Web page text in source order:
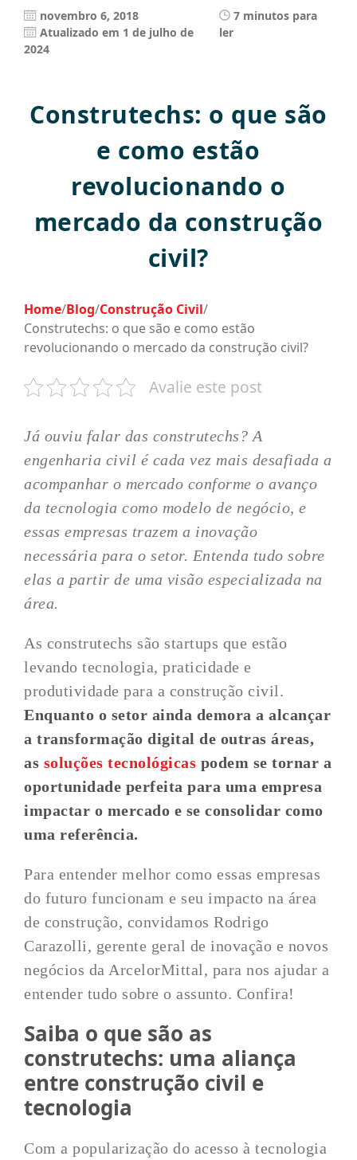
novembro 6, 2018
Atualizado em 1 de julho de
2024
7 minutos para
ler
Construtechs: o que são
e como estão
revolucionando o
mercado da construção
civil?
Home/Blog/Construção Civil/
Construtechs: o que são e como estão
revolucionando o mercado da construção civil?
Avalie este post
Já ouviu falar das construtechs? A
engenharia civil é cada vez mais desafiada a
acompanhar o mercado conforme o avanço
da tecnologia como modelo de negócio, e
essas empresas trazem a inovação
necessária para o setor. Entenda tudo sobre
elas a partir de uma visão especializada na
área.
As construtechs são startups que estão
levando tecnologia, praticidade e
produtividade para a construção civil.
Enquanto o setor ainda demora a alcançar
a transformação digital de outras áreas,
as soluções tecnológicas podem se tornar a
oportunidade perfeita para uma empresa
impactar o mercado e se consolidar como
uma referência.
Para entender melhor como essas empresas
do futuro funcionam e seu impacto na área
de construção, convidamos Rodrigo
Carazolli, gerente geral de inovação e novos
negócios da ArcelorMittal, para nos ajudar a
entender tudo sobre o assunto. Confira!
Saiba o que são as
construtechs: uma aliança
entre construção civil e
tecnologia
Com a popularização do acesso à tecnologia